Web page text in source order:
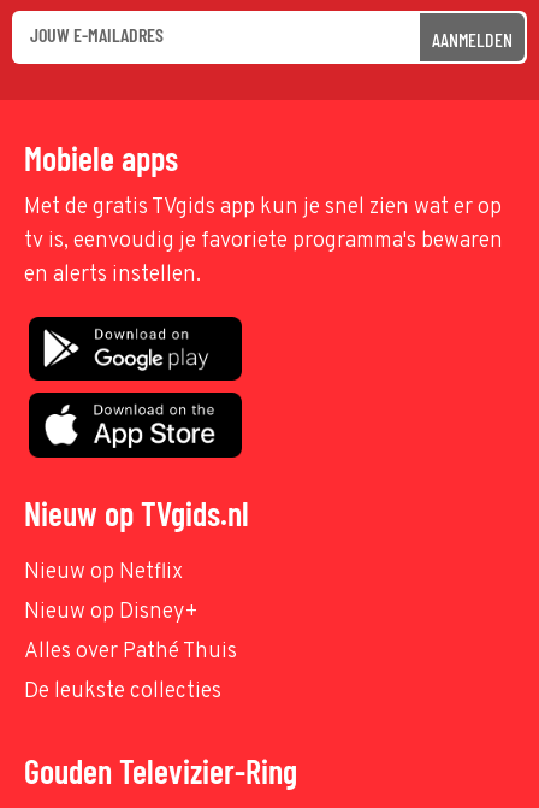
AANMELDEN
Mobiele apps
Met de gratis TVgids app kun je snel zien wat er op
tv is, eenvoudig je favoriete programma's bewaren
en alerts instellen.
Nieuw op TVgids.nl
Nieuw op Netflix
Nieuw op Disney+
Alles over Pathé Thuis
De leukste collecties
Gouden Televizier-Ring